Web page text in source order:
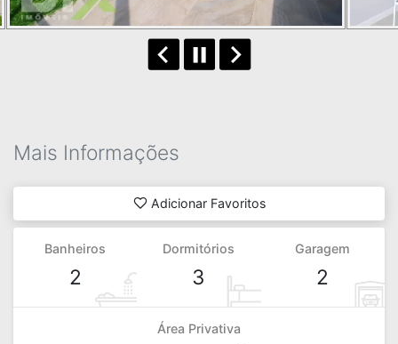
Mais Informações
Adicionar Favoritos
Banheiros
2
Dormitórios
3
Garagem
2
Área Privativa